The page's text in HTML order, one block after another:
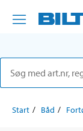
Start Båd